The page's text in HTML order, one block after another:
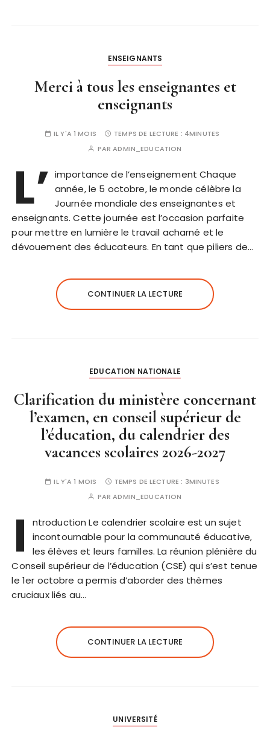
ENSEIGNANTS
Merci à tous les enseignantes et
enseignants
IL Y'A 1 MOIS TEMPS DE LECTURE : 4MINUTES
PARADMIN_EDUCATION
L’ importance de l’enseignement Chaque
année, le 5 octobre, le monde célèbre la
Journée mondiale des enseignantes et
enseignants. Cette journée est l’occasion parfaite
pour mettre en lumière le travail acharné et le
dévouement des éducateurs. En tant que piliers de…
CONTINUER LA LECTURE
EDUCATION NATIONALE
Clarification du ministère concernant
l’examen, en conseil supérieur de
l’éducation, du calendrier des
vacances scolaires 2026-2027
IL Y'A 1 MOIS TEMPS DE LECTURE : 3MINUTES
PARADMIN_EDUCATION
I
ntroduction Le calendrier scolaire est un sujet
incontournable pour la communauté éducative,
les élèves et leurs familles. La réunion plénière du
Conseil supérieur de l’éducation (CSE) qui s’est tenue
le 1er octobre a permis d’aborder des thèmes
cruciaux liés au…
CONTINUER LA LECTURE
UNIVERSITÉ